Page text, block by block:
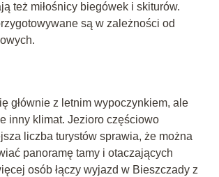
też miłośnicy biegówek i skiturów.
są w zależności od
głównie z letnim wypoczynkiem, ale
inny klimat. Jezioro częściowo
liczba turystów sprawia, że można
panoramę tamy i otaczających
osób łączy wyjazd w Bieszczady z